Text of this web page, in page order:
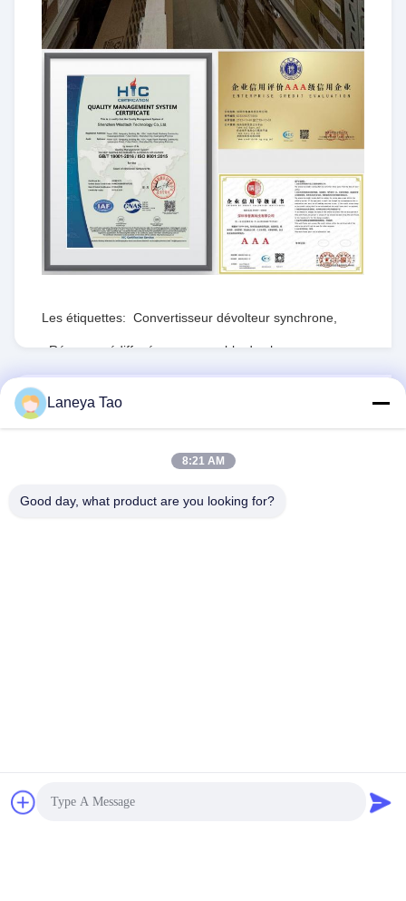
Les étiquettes: Convertisseur dévolteur synchrone
Réseau prédiffusé programmable de champ,
RTdépartement d'État
ENVOYEZ LE RFQ
Laneya Tao
8:21 AM
Good day, what product are you looking for?